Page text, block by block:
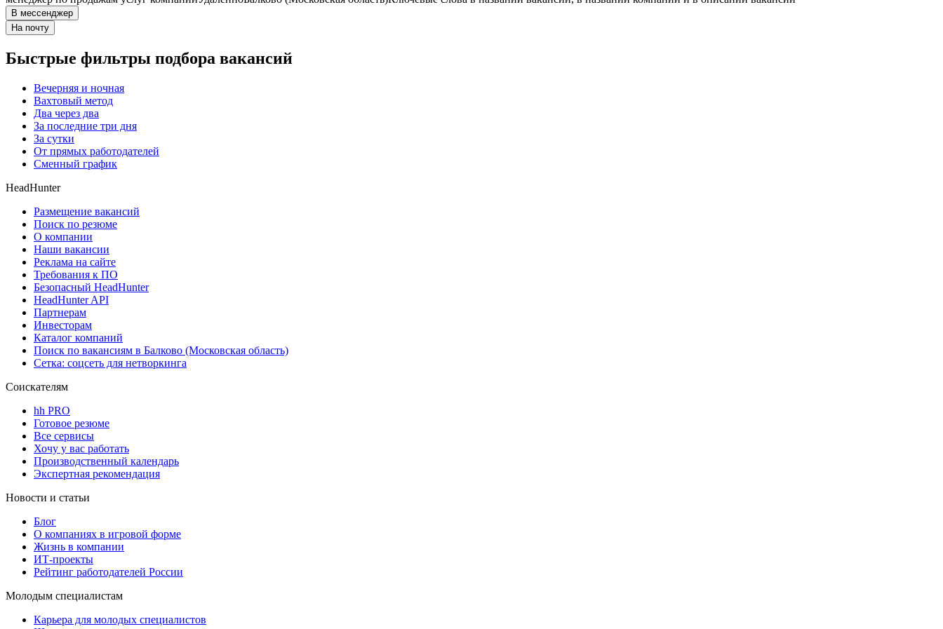
В мессенджер
На почту
Быстрые фильтры подбора вакансий
Вечерняя и ночная
Вахтовый метод
Два через два
За последние три дня
За сутки
От прямых работодателей
Сменный график
HeadHunter
Размещение вакансий
Поиск по резюме
О компании
Наши вакансии
Реклама на сайте
Требования к ПО
Безопасный HeadHunter
HeadHunter API
Партнерам
Инвесторам
Каталог компаний
Поиск по вакансиям в Балково (Московская область)
Сетка: соцсеть для нетворкинга
Соискателям
hh PRO
Готовое резюме
Все сервисы
Хочу у вас работать
Производственный календарь
Экспертная рекомендация
Новости и статьи
Блог
О компаниях в игровой форме
Жизнь в компании
ИТ-проекты
Рейтинг работодателей России
Молодым специалистам
Карьера для молодых специалистов